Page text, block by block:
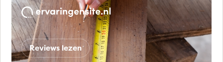
Reviews lezen